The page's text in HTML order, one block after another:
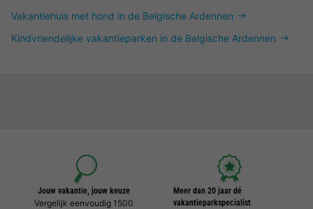
Vakantiehuis met hond in de Belgische Ardennen
Kindvriendelijke vakantieparken in de Belgische Ardennen
Jouw vakantie, jouw keuze
Vergelijk eenvoudig 1500
Meer dan 20 jaar dé
vakantieparkspecialist